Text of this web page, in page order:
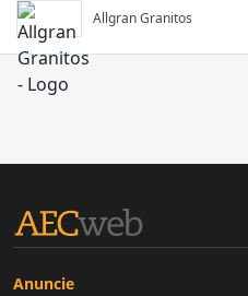
Allgran Granitos
Anuncie